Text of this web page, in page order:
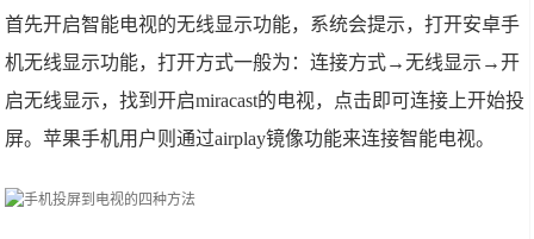
首先开启智能电视的无线显示功能，系统会提示，打开安卓手
机无线显示功能，打开方式一般为：连接方式→无线显示→开
启无线显示，找到开启miracast的电视，点击即可连接上开始投
屏。苹果手机用户则通过airplay镜像功能来连接智能电视。